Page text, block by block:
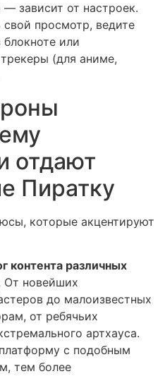
зависит от настроек.
свой просмотр, ведите
или
(для аниме,
отдают
Пиратку
которые акцентируют
контента различных
От новейших
до малоизвестных
от ребячьих
артхауса.
с подобным
тем более